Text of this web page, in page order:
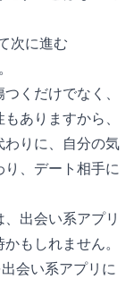
次に進む
くだけでなく、
ありますから、
りに、自分の気
、デート相手に
出会い系アプリ
もしれません。
会い系アプリに